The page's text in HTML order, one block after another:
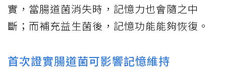
實，當腸道菌消失時，記憶力也會隨之中
斷；而補充益生菌後，記憶功能能夠恢復。
首次證實腸道菌可影響記憶維持